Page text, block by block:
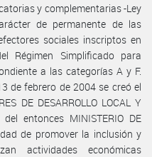
y complementarias -Ley
de permanente de las
sociales inscriptos en
Régimen Simplificado para
a las categorías A y F.
de febrero de 2004 se creó el
DE DESARROLLO LOCAL Y
entonces MINISTERIO DE
de promover la inclusión y
actividades económicas